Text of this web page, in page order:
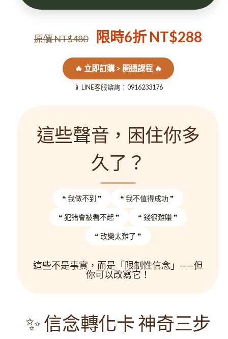
原價 NT$480 限時6折 NT$288
🔥 立即訂購 > 開通課程 🔥
📱 LINE客服諮詢：0916233176
這些聲音，困住你多
久了？
❝ 我做不到 ❞ ❝ 我不值得成功 ❞
❝ 犯錯會被看不起 ❞ ❝ 錢很難賺 ❞
❝ 改變太難了 ❞
這些不是事實，而是「限制性信念」——但
你可以改寫它！
✨ 信念轉化卡 神奇三步